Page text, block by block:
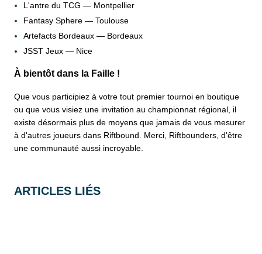
L'antre du TCG — Montpellier
Fantasy Sphere — Toulouse
Artefacts Bordeaux — Bordeaux
JSST Jeux — Nice
À bientôt dans la Faille !
Que vous participiez à votre tout premier tournoi en boutique
ou que vous visiez une invitation au championnat régional, il
existe désormais plus de moyens que jamais de vous mesurer
à d'autres joueurs dans Riftbound. Merci, Riftbounders, d'être
une communauté aussi incroyable.
ARTICLES LIÉS